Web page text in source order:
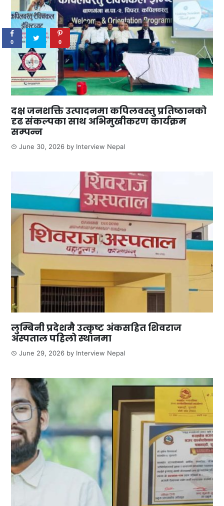
दक्ष जनशक्ति उत्पादनमा कपिलवस्तु प्रतिष्ठानको
दृढ संकल्पका साथ अभिमुखीकरण कार्यक्रम
सम्पन्न
June 30, 2026 by Interview Nepal
लुम्बिनी प्रदेशमै उत्कृष्ट अंकसहित शिवराज
अस्पताल पहिलो स्थानमा
June 29, 2026 by Interview Nepal
0
SHARES
0 0